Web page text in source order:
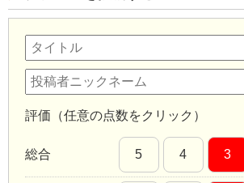
評価（任意の点数をクリック）
総合 5 4 3